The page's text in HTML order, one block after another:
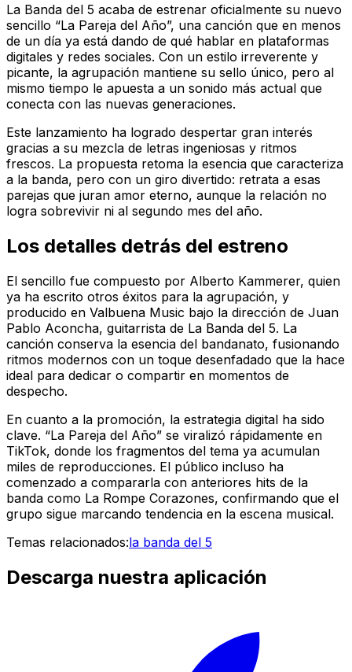
La Banda del 5 acaba de estrenar oficialmente su nuevo
sencillo “La Pareja del Año”, una canción que en menos
de un día ya está dando de qué hablar en plataformas
digitales y redes sociales. Con un estilo irreverente y
picante, la agrupación mantiene su sello único, pero al
mismo tiempo le apuesta a un sonido más actual que
conecta con las nuevas generaciones.
Este lanzamiento ha logrado despertar gran interés
gracias a su mezcla de letras ingeniosas y ritmos
frescos. La propuesta retoma la esencia que caracteriza
a la banda, pero con un giro divertido: retrata a esas
parejas que juran amor eterno, aunque la relación no
logra sobrevivir ni al segundo mes del año.
Los detalles detrás del estreno
El sencillo fue compuesto por Alberto Kammerer, quien
ya ha escrito otros éxitos para la agrupación, y
producido en Valbuena Music bajo la dirección de Juan
Pablo Aconcha, guitarrista de La Banda del 5. La
canción conserva la esencia del bandanato, fusionando
ritmos modernos con un toque desenfadado que la hace
ideal para dedicar o compartir en momentos de
despecho.
En cuanto a la promoción, la estrategia digital ha sido
clave. “La Pareja del Año” se viralizó rápidamente en
TikTok, donde los fragmentos del tema ya acumulan
miles de reproducciones. El público incluso ha
comenzado a compararla con anteriores hits de la
banda como La Rompe Corazones, confirmando que el
grupo sigue marcando tendencia en la escena musical.
Temas relacionados:la banda del 5
Descarga nuestra aplicación